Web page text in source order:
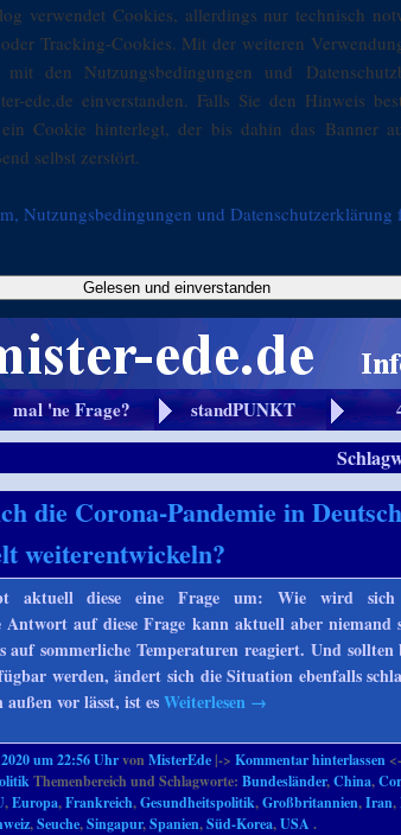
verwendet Cookies, allerdings nur technisch
Tracking-Cookies. Mit der weiteren
den Nutzungsbedingungen und
ede.de einverstanden. Falls Sie den Hinweis
Cookie hinterlegt, der bis dahin das Banner
selbst zerstört.
Nutzungsbedingungen und
Gelesen und einverstanden
mal 'ne Frage? standPUNKT
die Corona-Pandemie in
weiterentwickeln?
aktuell diese eine Frage um: Wie wird sich
auf diese Frage kann aktuell aber niemand
auf sommerliche Temperaturen reagiert. Und sollten
werden, ändert sich die Situation ebenfalls
außen vor lässt, ist esWeiterlesen →
um 22:56 UhrvonMisterEde |->Kommentar hinterlassen
Themenbereich und Schlagworte:Bundesländer,China,
,Europa,Frankreich,Gesundheitspolitik,Großbritannien,Iran,
,Seuche,Singapur,Spanien,Süd-Korea,USA .